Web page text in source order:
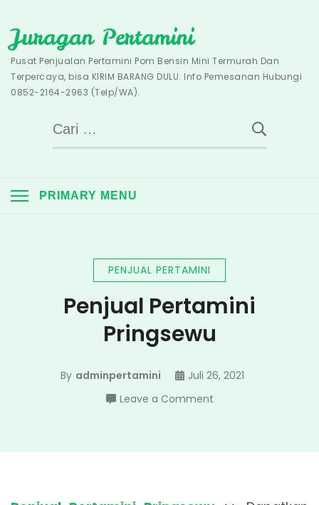
to
content
Juragan Pertamini
Pusat Penjualan Pertamini Pom Bensin Mini Termurah Dan
Terpercaya, bisa KIRIM BARANG DULU. Info Pemesanan Hubungi
0852-2164-2963 (Telp/WA).
Cari
untuk:
PRIMARY MENU
PENJUAL PERTAMINI
Penjual Pertamini
Pringsewu
By adminpertamini
Juli 26, 2021
Leave a Commenton
Pringsewu